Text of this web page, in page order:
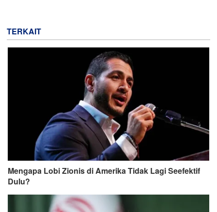
TERKAIT
Mengapa Lobi Zionis di Amerika Tidak Lagi Seefektif
Dulu?